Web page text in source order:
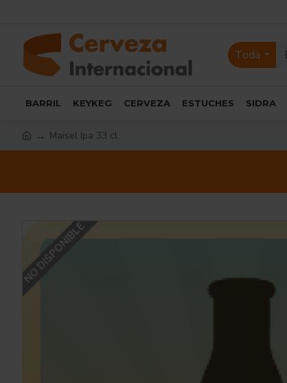
Toda
BARRIL KEYKEG CERVEZA ESTUCHES SIDRA
Maisel Ipa 33 cl.
NO DISPONIBLE